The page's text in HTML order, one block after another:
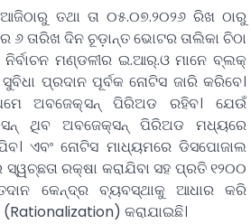
ତଥା ତା ୦୫.୦୭.୨୦୨୬ ରିଖ ଠାରୁ
ତାରିଖ ଦିନ ଚୂଡ଼ାନ୍ତ ଭୋଟର ତାଲିକା ଚିଠା
ମଣ୍ଡଳୀର ଇ.ଆର୍.ଓ ମାନେ ବ୍ଲକ୍
ପ୍ରଦାନ ପୂର୍ବକ ନୋଟିସ ଜାରି କରିବେ।
ଅବଜେକ୍ସନ୍ ପିରିଅଡ ରହିବ। ଯେଉଁ
ଥିବ ଅବଜେକ୍ସନ୍ ପିରିଅଡ ମଧ୍ୟରେ
ଏବଂ ନୋଟିସ ମାଧ୍ୟମରେ ଡିସପୋଜାଲ
ରକ୍ଷା କରାଯିବା ସହ ପ୍ରତି ୧୨୦୦
କେନ୍ଦ୍ର ବ୍ୟବସ୍ଥାକୁ ଆଧାର କରି
କରାଯାଇଛି।